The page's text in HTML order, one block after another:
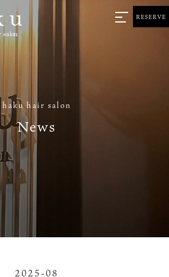
haku hair salon
News
RESERVE
2025-08